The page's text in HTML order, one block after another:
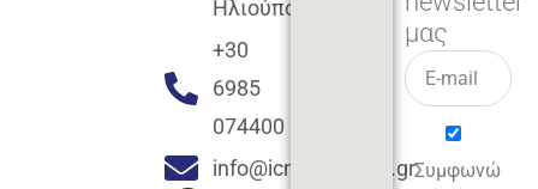
Ηλιούπολη
+30
6985
074400
info@icmacademy.gr
μας
Συμφωνώ